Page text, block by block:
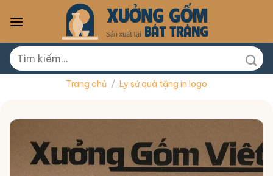
Tìm
kiếm:
Trang chủ / Ly sứ quà tặng in logo